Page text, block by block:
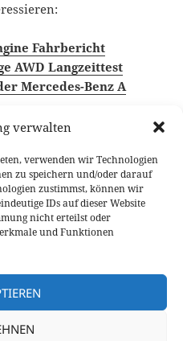
verwalten
verwenden wir Technologien
zu speichern und/oder darauf
zustimmst, können wir
IDs auf dieser Website
nicht erteilst oder
und Funktionen
Fahrbericht
AWD Langzeittest
Mercedes-Benz A
Kategorien
Fahrberichte
Plug-
XC60
SUV mit
ein SUV mit